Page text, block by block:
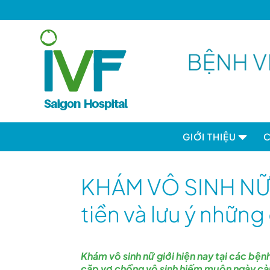
GIỚI THIỆU
Tầm nhìn - Sứ
Nghiên cứu &
Hợp tác quốc
KHÁM VÔ SINH
tiền và lưu ý
Khám vô sinh nữ giới hiện nay tại các